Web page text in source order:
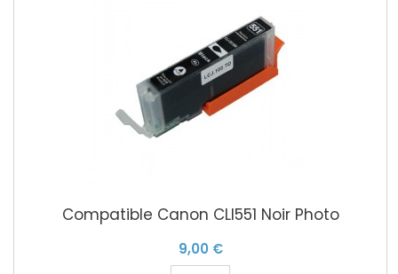
Compatible Canon CLI551 Noir Photo
9,00 €